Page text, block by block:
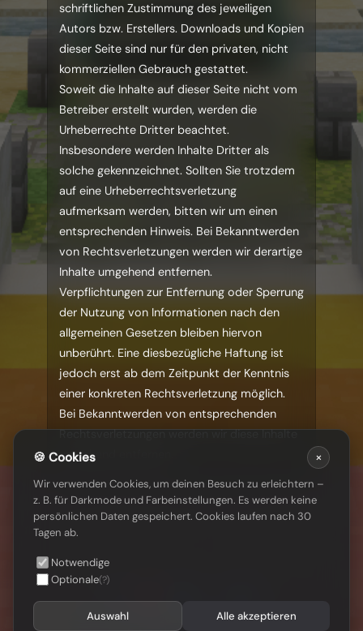
schriftlichen Zustimmung des jeweiligen
Autors bzw. Erstellers. Downloads und Kopien
dieser Seite sind nur für den privaten, nicht
kommerziellen Gebrauch gestattet.
Soweit die Inhalte auf dieser Seite nicht vom
Betreiber erstellt wurden, werden die
Urheberrechte Dritter beachtet.
Insbesondere werden Inhalte Dritter als
solche gekennzeichnet. Sollten Sie trotzdem
auf eine Urheberrechtsverletzung
aufmerksam werden, bitten wir um einen
entsprechenden Hinweis. Bei Bekanntwerden
von Rechtsverletzungen werden wir derartige
Inhalte umgehend entfernen.
Verpflichtungen zur Entfernung oder Sperrung
der Nutzung von Informationen nach den
allgemeinen Gesetzen bleiben hiervon
unberührt. Eine diesbezügliche Haftung ist
jedoch erst ab dem Zeitpunkt der Kenntnis
einer konkreten Rechtsverletzung möglich.
Bei Bekanntwerden von entsprechenden
Rechtsverletzungen werden wir diese Inhalte
umgehend entfernen.
© 2022–2026 Melvin501.de